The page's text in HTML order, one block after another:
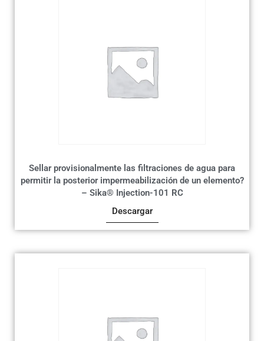
Sellar provisionalmente las filtraciones de agua para
permitir la posterior impermeabilización de un elemento?
– Sika® Injection-101 RC
Descargar